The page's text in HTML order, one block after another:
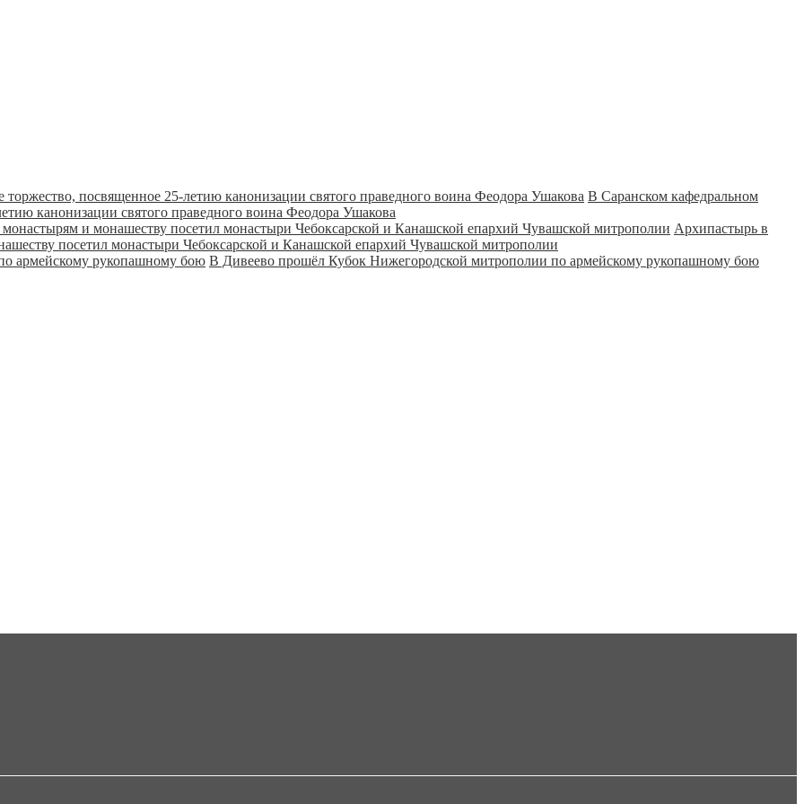
В Саранском кафедральном
канонизации святого праведного воина Феодора Ушакова
Архипастырь в
посетил монастыри Чебоксарской и Канашской епархий Чувашской митрополии
В Дивеево прошёл Кубок Нижегородской митрополии по армейскому рукопашному бою